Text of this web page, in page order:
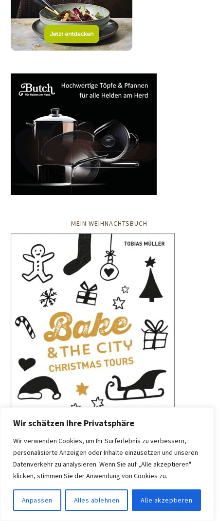
Wir schätzen Ihre Privatsphäre
Wir verwenden Cookies, um Ihr Surferlebnis zu verbessern,
personalisierte Anzeigen oder Inhalte einzusetzen und unseren
Datenverkehr zu analysieren. Wenn Sie auf „Alle akzeptieren"
klicken, stimmen Sie der Anwendung von Cookies zu.
Anpassen Alles ablehnen Alle akzeptieren
MEIN WEIHNACHTSBUCH